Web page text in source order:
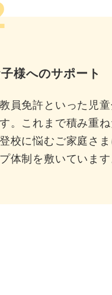
様へのサポート
員免許といった児
。これまで積み重
校に悩むご家庭さま
体制を敷いています